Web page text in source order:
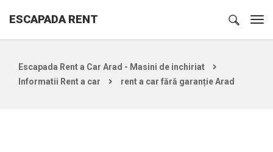
ESCAPADA RENT
Escapada Rent a Car Arad - Masini de inchiriat
Informatii Rent a car
rent a car fără garanție Arad